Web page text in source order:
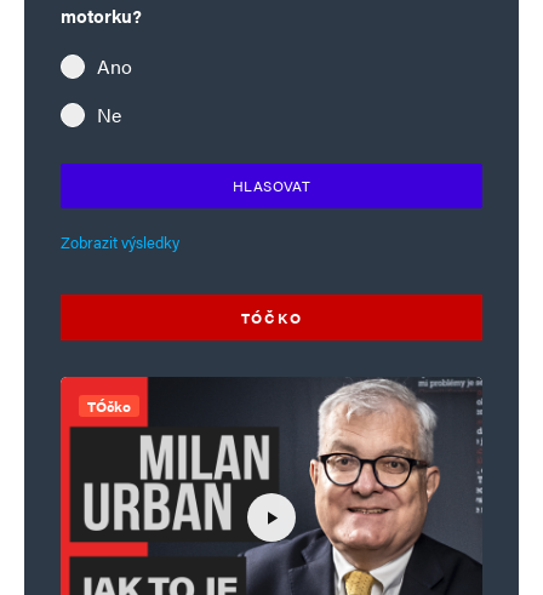
motorku?
Ano
Ne
HLASOVAT
Zobrazit výsledky
TÓČKO
TÓčko